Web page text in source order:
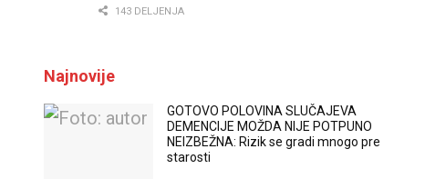
143 DELJENJA
Najnovije
GOTOVO POLOVINA SLUČAJEVA
DEMENCIJE MOŽDA NIJE POTPUNO
NEIZBEŽNA: Rizik se gradi mnogo pre
starosti